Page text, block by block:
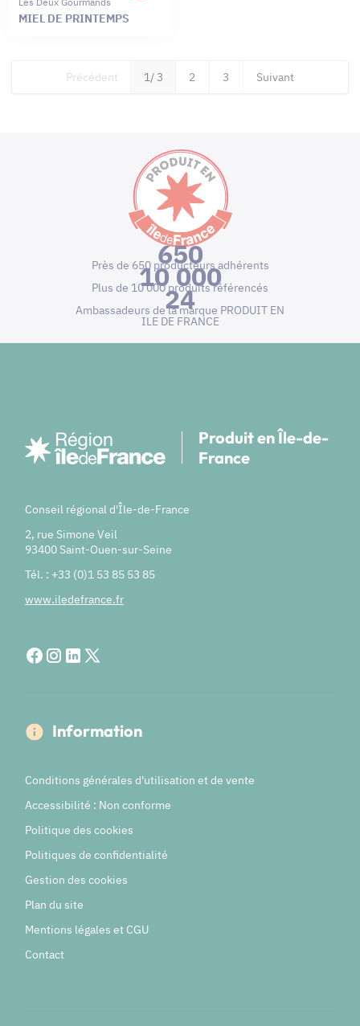
MIEL DE PRINTEMPS
Précédent 1 / 3 2 3 Suivant
650
Près de 650 producteurs adhérents
10 000
Plus de 10 000 produits référencés
24
Ambassadeurs de la marque PRODUIT EN
ILE DE FRANCE
Produit en Île-de-
France
Conseil régional d'Île-de-France
2, rue Simone Veil
93400 Saint-Ouen-sur-Seine
Tél. : +33 (0)1 53 85 53 85
www.iledefrance.fr
Information
Conditions générales d'utilisation et de vente
Accessibilité : Non conforme
Politique des cookies
Politiques de confidentialité
Gestion des cookies
Plan du site
Mentions légales et CGU
Contact